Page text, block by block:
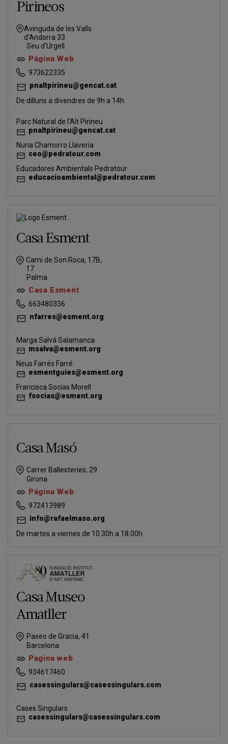
Pirineos
Avinguda de les Valls
d'Andorra 33
Seu d'Urgell
Página Web
973622335
pnaltpirineu@gencat.cat
De dilluns a divendres de 9h a 14h
Parc Natural de l'Alt Pirineu
pnaltpirineu@gencat.cat
Nuria Chamorro Llaveria
ceo@pedratour.com
Educadores Ambientals Pedratour
educacioambiental@pedratour.com
Casa Esment
Cami de Son Roca, 17B,
17
Palma
Casa Esment
663480336
nfarres@esment.org
Marga Salvá Salamanca
msalva@esment.org
Neus Farrés Farré
esmentguies@esment.org
Francisca Socias Morell
fsocias@esment.org
Casa Masó
Carrer Ballesteries, 29
Girona
Página Web
972413989
info@rafaelmaso.org
De martes a viernes de 10.30h a 18.00h
Casa Museo
Amatller
Paseo de Gracia, 41
Barcelona
Pagina web
934617460
casessingulars@casessingulars.com
Cases Singulars
casessingulars@casessingulars.com